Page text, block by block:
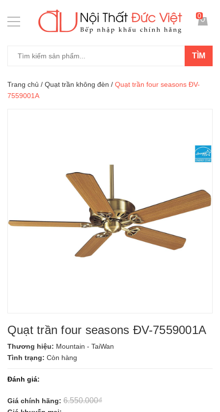
TÌM
0
Trang chủ / Quạt trần không đèn / Quạt trần four seasons ĐV-
7559001A
Quạt trần four seasons ĐV-7559001A
Thương hiệu: Mountain - TaiWan
Tình trạng: Còn hàng
Đánh giá:
Giá chính hãng: 6.550.000₫